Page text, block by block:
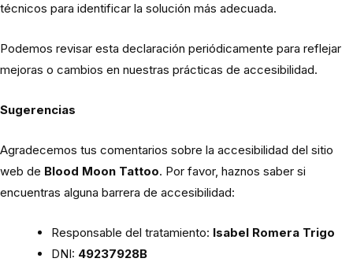
técnicos para identificar la solución más adecuada.
Podemos revisar esta declaración periódicamente para reflejar
mejoras o cambios en nuestras prácticas de accesibilidad.
Sugerencias
Agradecemos tus comentarios sobre la accesibilidad del sitio
web de Blood Moon Tattoo. Por favor, haznos saber si
encuentras alguna barrera de accesibilidad:
Responsable del tratamiento: Isabel Romera Trigo
DNI: 49237928B